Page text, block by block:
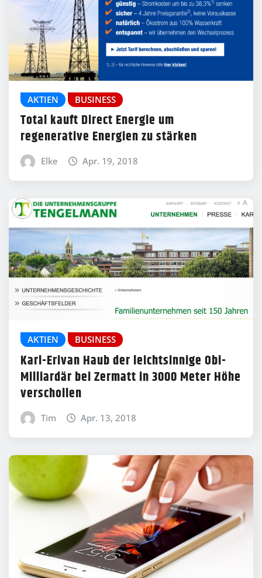
AKTIEN BUSINESS
Total kauft Direct Energie um
regenerative Energien zu stärken
Elke Apr. 19, 2018
AKTIEN BUSINESS
Karl-Erivan Haub der leichtsinnige Obi-
Milliardär bei Zermatt in 3000 Meter Höhe
verschollen
Tim Apr. 13, 2018